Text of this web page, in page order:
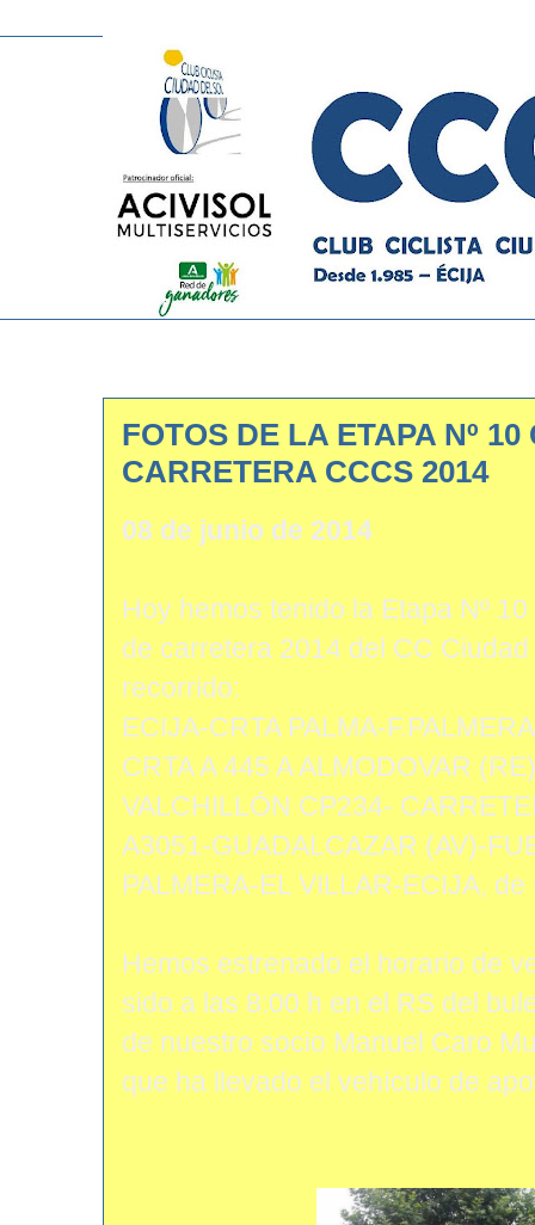
FOTOS DE LA ETAPA Nº
CARRETERA CCCS 2014
08 de junio de 2014
Hoy hemos tenido la Etapa Nº
de carretera 2014 del CC
recorrido:
ECIJA-CRTA PALMA-
CRTA A 445 A ALMODOVAR
VALCHILLÓN CP234-
A3051-GUADALCAZAR (AV)-
PALMERA-EL VILLAR-ECIJA,
Hemos estrenado el horario de
sido a las 8:00 h en el RS del
de nuestro socio Manuel Caro
que ha llevado el vehículo de